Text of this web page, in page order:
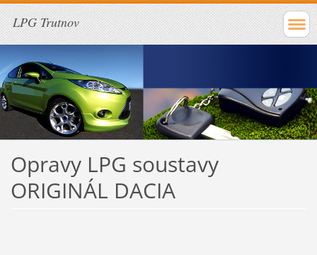
LPG Trutnov
Opravy LPG soustavy
ORIGINÁL DACIA